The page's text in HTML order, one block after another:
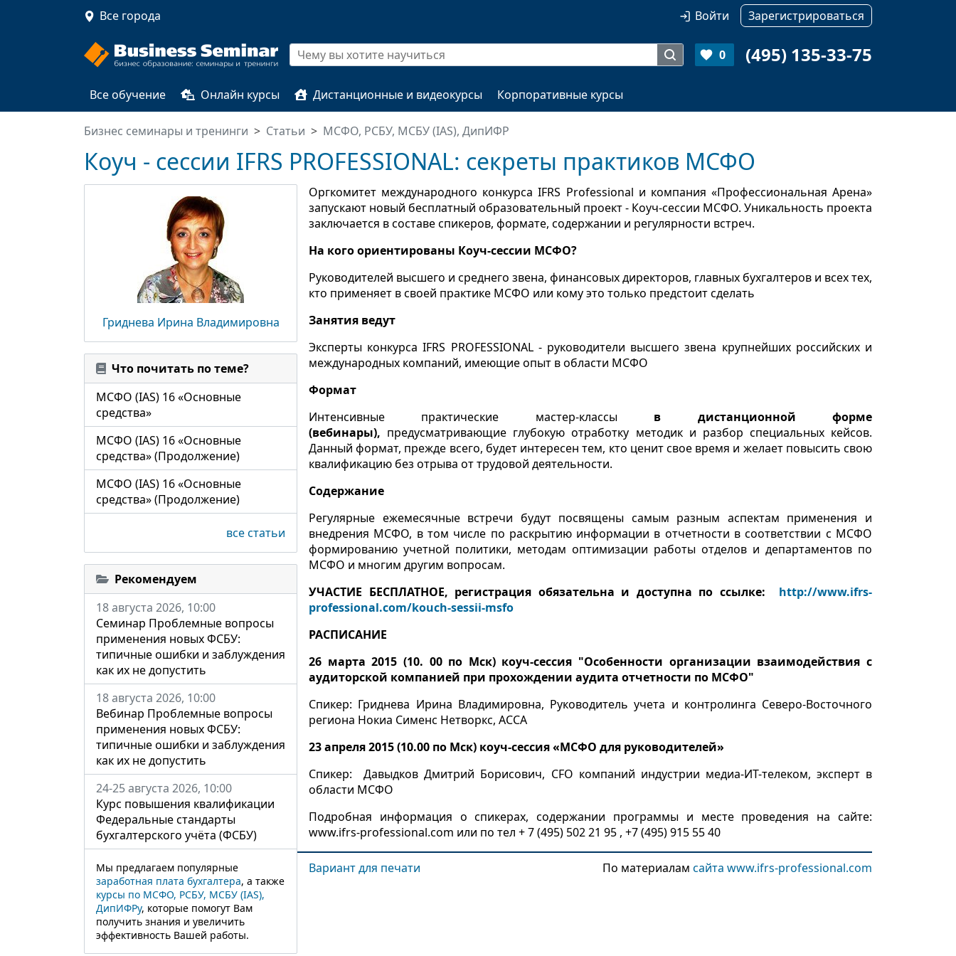
Все города Войти Зарегистрироваться
0 (495) 135-33-75
Все обучение Онлайн курсы Дистанционные и видеокурсы Корпоративные курсы
Бизнес семинары и тренинги Статьи МСФО, РСБУ, МСБУ (IAS), ДипИФР
Коуч - сессии IFRS PROFESSIONAL: секреты практиков МСФО
Гриднева Ирина Владимировна
Что почитать по теме?
МСФО (IAS) 16 «Основные
средства»
МСФО (IAS) 16 «Основные
средства» (Продолжение)
МСФО (IAS) 16 «Основные
средства» (Продолжение)
все статьи
Рекомендуем
18 августа 2026, 10:00
Семинар Проблемные вопросы
применения новых ФСБУ:
типичные ошибки и заблуждения
как их не допустить
18 августа 2026, 10:00
Вебинар Проблемные вопросы
применения новых ФСБУ:
типичные ошибки и заблуждения
как их не допустить
24-25 августа 2026, 10:00
Курс повышения квалификации
Федеральные стандарты
бухгалтерского учёта (ФСБУ)
Мы предлагаем популярные
заработная плата бухгалтера, а также
курсы по МСФО, РСБУ, МСБУ (IAS),
ДипИФРу, которые помогут Вам
получить знания и увеличить
эффективность Вашей работы.
Оргкомитет международного конкурсаIFRS Professional и компания «Профессиональная Арена»
запускают новый бесплатный образовательный проект - Коуч-сессии МСФО. Уникальность проекта
заключается в составе спикеров, формате, содержании и регулярности встреч.
На кого ориентированы Коуч-сессии МСФО?
Руководителей высшего и среднего звена, финансовых директоров, главных бухгалтеров и всех тех,
кто применяет в своей практике МСФО или кому это только предстоит сделать
Занятия ведут
Эксперты конкурса IFRS PROFESSIONAL - руководители высшего звена крупнейших российских и
международных компаний, имеющие опыт в области МСФО
Формат
Интенсивные практические мастер-классы в дистанционной форме
(вебинары), предусматривающие глубокую отработку методик и разбор специальных кейсов.
Данный формат, прежде всего, будет интересен тем, кто ценит свое время и желает повысить свою
квалификацию без отрыва от трудовой деятельности.
Содержание
Регулярные ежемесячные встречи будут посвящены самым разным аспектам применения и
внедрения МСФО, в том числе по раскрытию информации в отчетности в соответствии с МСФО
формированию учетной политики, методам оптимизации работы отделов и департаментов по
МСФО и многим другим вопросам.
УЧАСТИЕ БЕСПЛАТНОЕ, регистрация обязательна и доступна по ссылке:
http://www.ifrs-
professional.com/kouch-sessii-msfo
РАСПИСАНИЕ
26 марта 2015 (10. 00 по Мск) коуч-сессия "Особенности организации взаимодействия с
аудиторской компанией при прохождении аудита отчетности по МСФО"
Спикер: Гриднева Ирина Владимировна, Руководитель учета и контролинга Северо-Восточного
региона Нокиа Сименс Нетворкс, АССА
23 апреля 2015 (10.00 по Мск) коуч-сессия «МСФО для руководителей»
Спикер: Давыдков Дмитрий Борисович, CFO компаний индустрии медиа-ИТ-телеком, эксперт в
области МСФО
Подробная информация о спикерах, содержании программы и месте проведения на сайте:
www.ifrs-professional.com или по тел + 7 (495) 502 21 95 , +7 (495) 915 55 40
Вариант для печати По материалам сайта www.ifrs-professional.com